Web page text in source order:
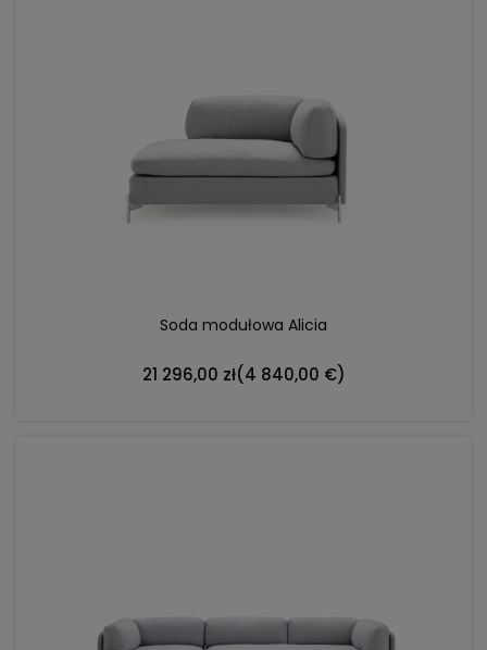
Soda modułowa Alicia
21 296,00 zł(4 840,00 €)